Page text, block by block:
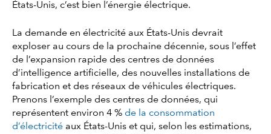
États-Unis, c’est bien l’énergie électrique.
La demande en électricité aux États-Unis devrait
exploser au cours de la prochaine décennie, sous l’effet
de l’expansion rapide des centres de données
d’intelligence artificielle, des nouvelles installations de
fabrication et des réseaux de véhicules électriques.
Prenons l’exemple des centres de données, qui
représentent environ 4 % de la consommation
d’électricité aux États-Unis et qui, selon les estimations,